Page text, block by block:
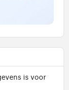
is voor